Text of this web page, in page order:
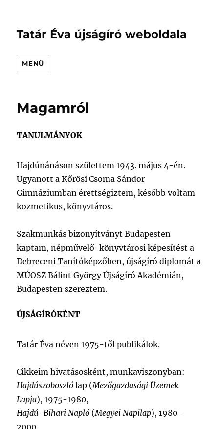
Tatár Éva újságíró weboldala
MENÜ
Magamról
TANULMÁNYOK
Hajdúnánáson születtem 1943. május 4-én.
Ugyanott a Kőrösi Csoma Sándor
Gimnáziumban érettségiztem, később voltam
kozmetikus, könyvtáros.
Szakmunkás bizonyítványt Budapesten
kaptam, népművelő-könyvtárosi képesítést a
Debreceni Tanítóképzőben, újságíró diplomát a
MÚOSZ Bálint György ÚjságíróAkadémián,
Budapesten szereztem.
ÚJSÁGÍRÓKÉNT
Tatár Éva néven 1975-től publikálok.
Cikkeim hivatásosként, munkaviszonyban:
Hajdúszoboszló lap (Mezőgazdasági Üzemek
Lapja), 1975-1980,
Hajdú-Bihari Napló (Megyei Napilap),1980-
2000.